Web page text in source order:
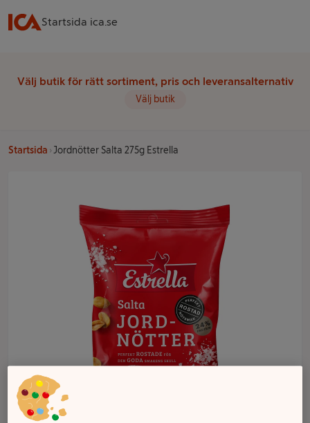
Startsida ica.se
Välj butik för rätt sortiment, pris och leveransalternativ
Välj butik
Startsida Jordnötter Salta 275g Estrella